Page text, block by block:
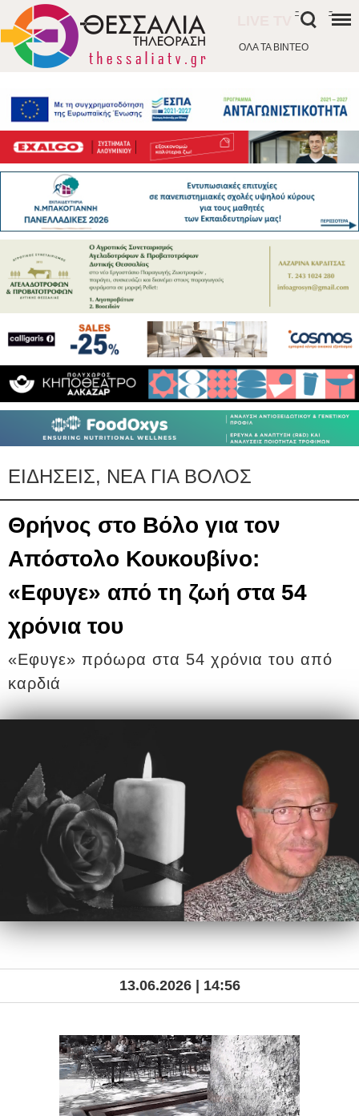
ΟΛΑ ΤΑ ΒΙΝΤΕΟ
- -
ΕΙΔΗΣΕΙΣ, ΝΕΑ ΓΙΑ ΒΟΛΟΣ
Θρήνος στο Βόλο για τον
Απόστολο Κουκουβίνο:
«Εφυγε» από τη ζωή στα 54
χρόνια του
«Εφυγε» πρόωρα στα 54 χρόνια του από
καρδιά
13.06.2026 | 14:56